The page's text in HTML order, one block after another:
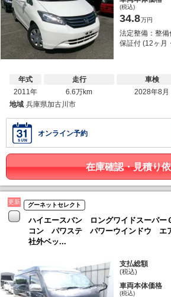
(税込)
34.8万円
法定整備：整備
保証付 (12ヶ月
年式
2011年
走行
6.6万km
車検
2028年8月
地域 兵庫県加古川市
オンライン予約
在庫確認・見積り
更新 グーネットセレクト
ハイエースバン ロングワイドスーパ
コン パワステ パワーウインドウ エ
社外ベッ...
支払総額
(税込)
車両本体価格
(税込)